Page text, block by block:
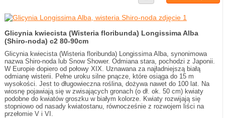
Glicynia kwiecista (Wisteria floribunda) Longissima Alba
(Shiro-noda) c2 80-90cm
Glicynia kwiecista (Wisteria floribunda) Longissima Alba, synonimowa
nazwa Shiro-noda lub Snow Shower. Odmiana stara, pochodzi z Japonii.
W Europie dopiero od połowy XIX. Uznawana za najładniejszą białą
odmianę wisterii. Pełne uroku silne pnącze, które osiąga do 15 m
wysokości. Jest to długowieczna roślina, dożywa nawet do 100 lat. Na
wiosnę pojawiają się w zwisających gronach (o dł. ok. 50 cm) kwiaty
podobne do kwiatów groszku w białym kolorze. Kwiaty rozwijają się
stopniowo od nasady kwiatostanu, równocześnie z rozwojem liści na
przełomie V i VI.